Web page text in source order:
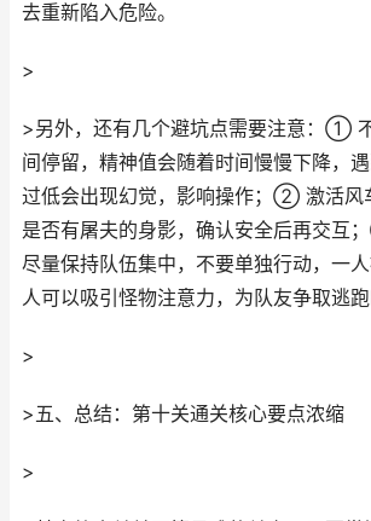
去重新陷入危险。
>
>另外，还有几个避坑点需要注意：①
间停留，精神值会随着时间慢慢下降，
过低会出现幻觉，影响操作；② 激活风
是否有屠夫的身影，确认安全后再交互
尽量保持队伍集中，不要单独行动，一
人可以吸引怪物注意力，为队友争取逃跑
>
>五、总结：第十关通关核心要点浓缩
>